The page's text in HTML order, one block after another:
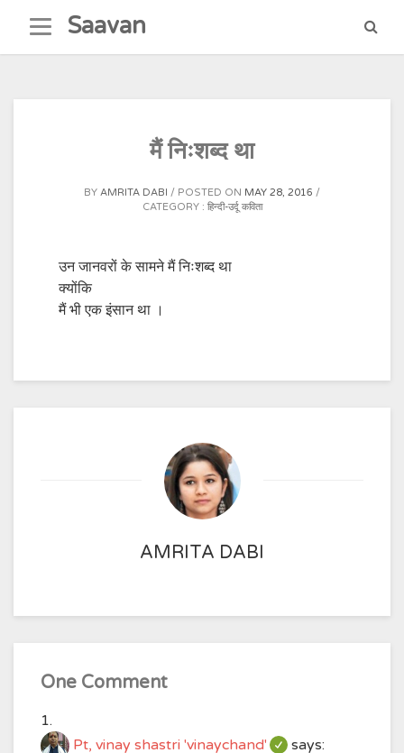
content
Saavan
मैं निःशब्द था
BY AMRITA DABI POSTED ON MAY 28, 2016
CATEGORY : हिन्दी-उर्दू कविता
उन जानवरों के सामने मैं निःशब्द था
क्योंकि
मैं भी एक इंसान था ।
AMRITA DABI
One Comment
Pt, vinay shastri 'vinaychand' says: